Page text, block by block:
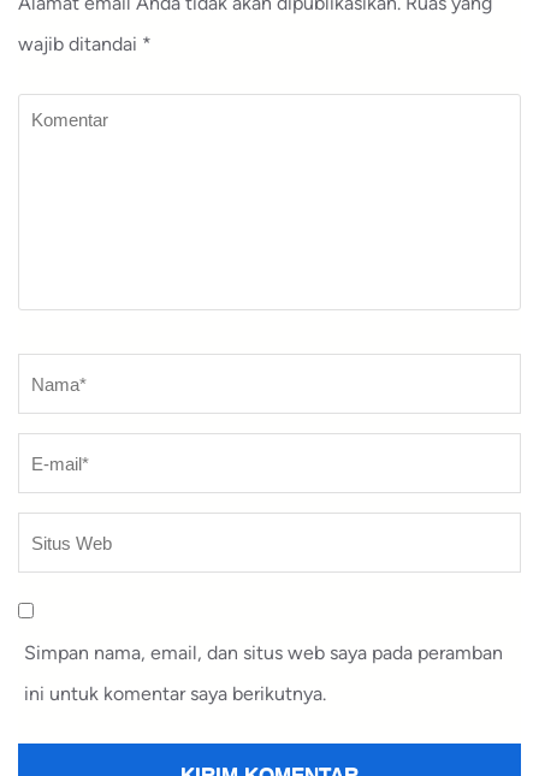
wajib ditandai *
Komentar
Nama
Simpan nama, email, dan situs web saya pada peramban
ini untuk komentar saya berikutnya.